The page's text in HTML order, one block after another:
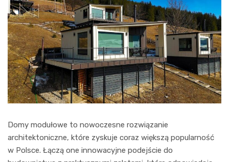
Domy modułowe to nowoczesne rozwiązanie
architektoniczne, które zyskuje coraz większą popularność
w Polsce. Łączą one innowacyjne podejście do